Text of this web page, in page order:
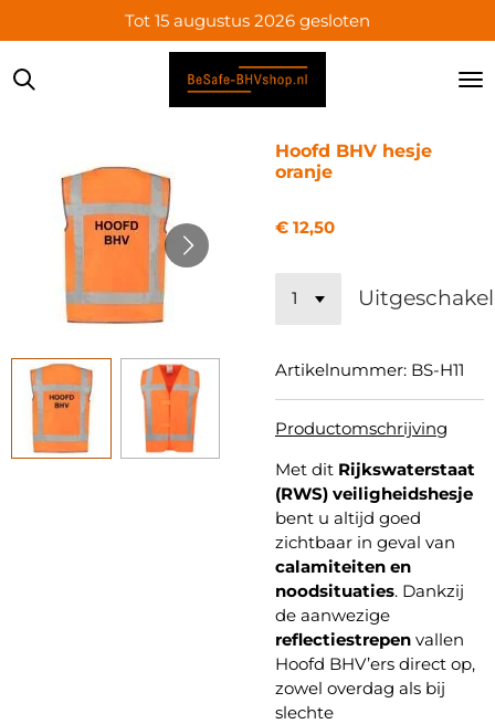
direct
naar
Tot 15 augustus 2026 gesloten
Hoofd BHV hesje
oranje
€ 12,50
Artikelnummer: BS-H11
Productomschrijving
Met dit Rijkswaterstaat
(RWS) veiligheidshesje
bent u altijd goed
zichtbaar in geval van
calamiteiten en
noodsituaties. Dankzij
de aanwezige
reflectiestrepen vallen
Hoofd BHV’ers direct op,
zowel overdag als bij
slechte